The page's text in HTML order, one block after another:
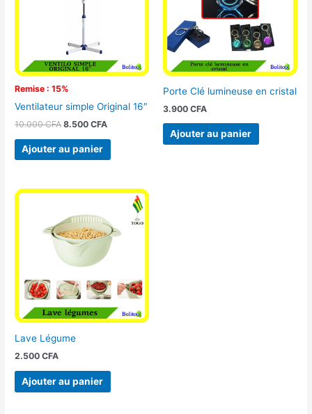
Remise : 15%
Ventilateur simple Original 16″
10.000CFA 8.500CFA
Ajouter au panier
Porte Clé lumineuse en cristal
3.900 CFA
Ajouter au panier
Lave Légume
2.500CFA
Ajouter au panier